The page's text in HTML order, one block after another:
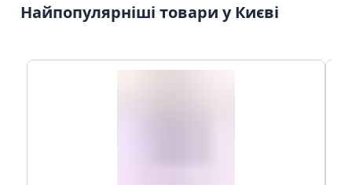
Найпопулярніші товари у Києві